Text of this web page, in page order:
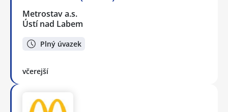
Metrostav a.s.
Ústí nad Labem
Plný úvazek
včerejší